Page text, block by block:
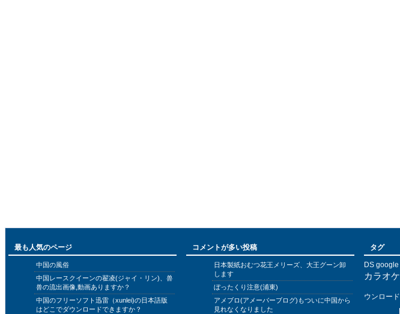
最も人気のページ
中国の風俗
中国レースクイーンの翟凌(ジャイ・リン)、兽
兽の流出画像,動画ありますか？
中国のフリーソフト迅雷（xunlei)の日本語版
はどこでダウンロードできますか？
コメントが多い投稿
日本製紙おむつ花王メリーズ、大王グーン卸
します
ぼったくり注意(浦東)
アメブロ(アメーバーブログ)もついに中国から
見れなくなりました
タグ
DS google
カラオケ
ウンロード